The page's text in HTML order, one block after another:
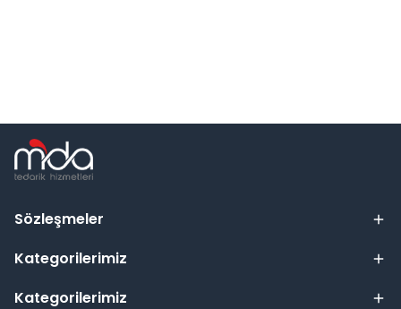
Sözleşmeler
Kategorilerimiz
Kategorilerimiz